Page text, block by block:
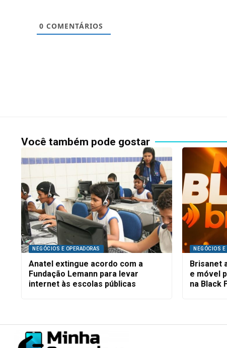
0 COMENTÁRIOS
Você também pode gostar
NEGÓCIOS E OPERADORAS
Anatel extingue acordo com a
Fundação Lemann para levar
internet às escolas públicas
NEGÓCIOS E
Brisanet
e móvel
na Black